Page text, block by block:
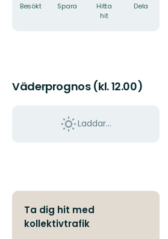
Besökt Spara
Hitta
hit
Dela
Väderprognos (kl. 12.00)
Laddar...
Ta dig hit med
kollektivtrafik